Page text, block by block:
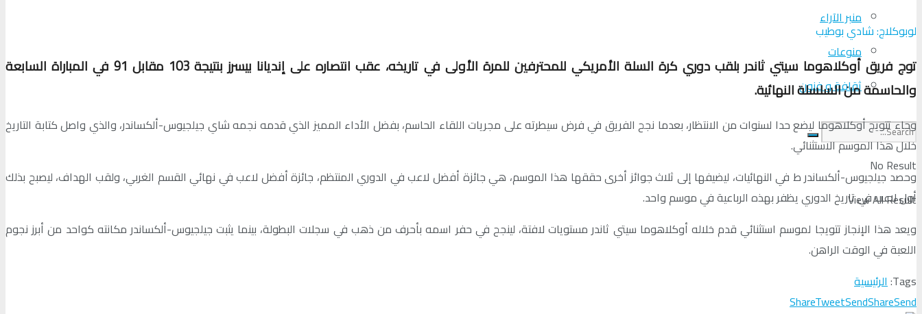
منبر الآراء
منوعات
ثقافة و فنون
No Result
View All Result
لوبوكلاج: شادي بوطيب
توج فريق أوكلاهوما سيتي ثاندر بلقب دوري كرة السلة الأمريكي للمحترفين للمرة الأولى في تاريخه، عقب انتصاره على إنديانا بيسرز بنتيجة 103 مقابل 91 في المباراة السابعة
والحاسمة من السلسلة النهائية.
وجاء تتويج أوكلاهوما ليضع حدا لسنوات من الانتظار، بعدما نجح الفريق في فرض سيطرته على مجريات اللقاء الحاسم، بفضل الأداء المميز الذي قدمه نجمه شاي جيلجيوس-ألكساندر، والذي واصل كتابة التاريخ
خلال هذا الموسم الاستثنائي.
وحصد جيلجيوس-ألكساندر ط في النهائيات، ليضيفها إلى ثلاث جوائز أخرى حققها هذا الموسم، هي جائزة أفضل لاعب في الدوري المنتظم، جائزة أفضل لاعب في نهائي القسم الغربي، ولقب الهداف، ليصبح بذلك
أول لاعب في تاريخ الدوري يظفر بهذه الرباعية في موسم واحد.
ويعد هذا الإنجاز تتويجا لموسم استثنائي قدم خلاله أوكلاهوما سيتي ثاندر مستويات لافتة، لينجح في حفر اسمه بأحرف من ذهب في سجلات البطولة، بينما يثبت جيلجيوس-ألكساندر مكانته كواحد من أبرز نجوم
اللعبة في الوقت الراهن.
Tags: الرئيسية
ShareTweetSendShareSend